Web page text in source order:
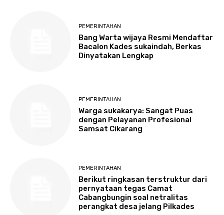
PEMERINTAHAN
Bang Warta wijaya Resmi Mendaftar
Bacalon Kades sukaindah, Berkas
Dinyatakan Lengkap
PEMERINTAHAN
Warga sukakarya: Sangat Puas
dengan Pelayanan Profesional
Samsat Cikarang
PEMERINTAHAN
Berikut ringkasan terstruktur dari
pernyataan tegas Camat
Cabangbungin soal netralitas
perangkat desa jelang Pilkades